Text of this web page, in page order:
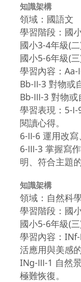
知識架構
領域：國語文
學習階段：國
國小3-4年級(
國小5-6年級(
學習內容：Aa-
Bb-Ⅱ-3 對物或
Bb-Ⅲ-3 對物或
學習表現：5-
閱讀心得。
6-Ⅱ-6 運用改寫
6-Ⅲ-3 掌握寫
明、符合主題的
知識架構
領域：自然科
學習階段：國
國小5-6年級(
學習內容：
活應用與美感的
INg-Ⅲ-1 自然
極難恢復。